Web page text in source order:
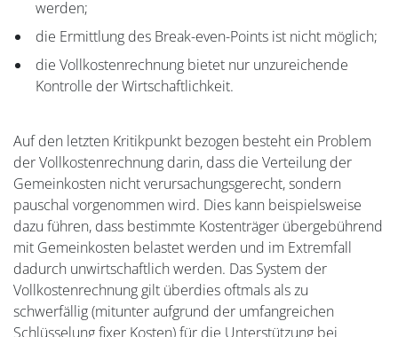
werden;
die Ermittlung des Break-even-Points ist nicht möglich;
die Vollkostenrechnung bietet nur unzureichende
Kontrolle der Wirtschaftlichkeit.
Auf den letzten Kritikpunkt bezogen besteht ein Problem
der Vollkostenrechnung darin, dass die Verteilung der
Gemeinkosten nicht verursachungsgerecht, sondern
pauschal vorgenommen wird. Dies kann beispielsweise
dazu führen, dass bestimmte Kostenträger übergebührend
mit Gemeinkosten belastet werden und im Extremfall
dadurch unwirtschaftlich werden. Das System der
Vollkostenrechnung gilt überdies oftmals als zu
schwerfällig (mitunter aufgrund der umfangreichen
Schlüsselung fixer Kosten) für die Unterstützung bei